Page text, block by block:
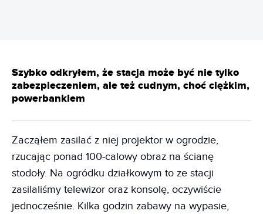
Szybko odkryłem, że stacja może być nie tylko
zabezpieczeniem, ale też cudnym, choć ciężkim,
powerbankiem
Zacząłem zasilać z niej projektor w ogrodzie,
rzucając ponad 100-calowy obraz na ścianę
stodoły. Na ogródku działkowym to ze stacji
zasilaliśmy telewizor oraz konsolę, oczywiście
jednocześnie. Kilka godzin zabawy na wypasie,